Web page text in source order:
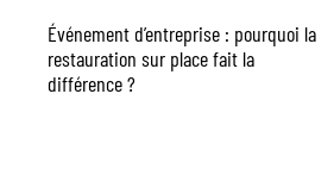
Événement d’entreprise : pourquoi la
restauration sur place fait la
différence ?